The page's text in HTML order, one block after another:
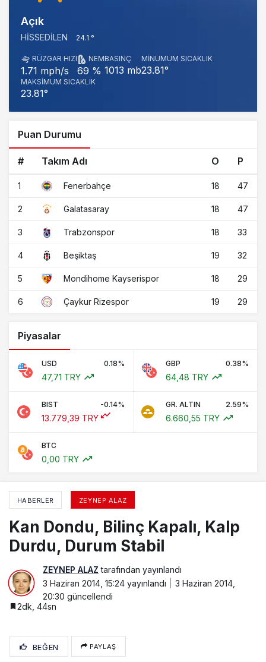
Açık
HISSEDILEN 24.1 °
RÜZGAR HIZI
1.71 mph/s
NEM
69 %
BASINÇ
1013 mb
MINUMUM SICAKLIK
23.81°
MAKSIMUM SICAKLIK
23.81°
Puan Durumu
# Takım Adı O P
1 Fenerbahçe 18 47
2 Galatasaray 18 47
3 Trabzonspor 18 33
4 Beşiktaş 19 32
5 Mondihome Kayserispor 18 29
6 Çaykur Rizespor 19 29
Piyasalar
USD 0.18%
47,71 TRY
GBP 0.38%
64,48 TRY
BIST -0.14%
13.779,39 TRY
GR. ALTIN 2.59%
6.660,55 TRY
BTC
0,00 TRY
HABERLER ZEYNEP ALAZ
Kan Dondu, Bilinç Kapalı, Kalp
Durdu, Durum Stabil
ZEYNEP ALAZ tarafından yayınlandı
3 Haziran 2014, 15:24 yayınlandı
3 Haziran 2014,
20:30 güncellendi
2dk, 44sn
BEĞEN PAYLAŞ